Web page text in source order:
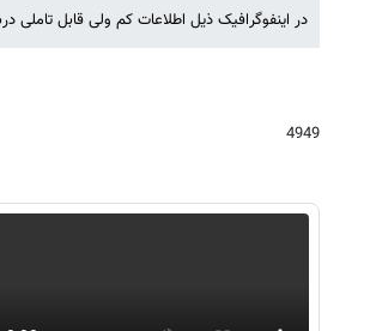
در اینفوگرافیک ذیل اطلاعات کم ولی قابل تاملی
4949